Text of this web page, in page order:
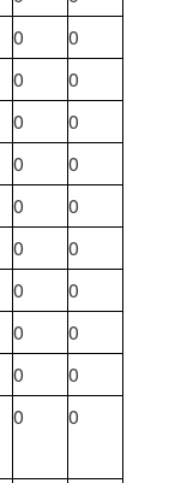
0
0
0
0
0
0
0
0
0
0
0
0
0
0
0
0
0
0
0
0